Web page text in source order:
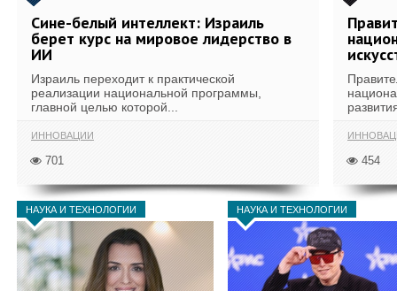
Сине-белый интеллект: Израиль
берет курс на мировое лидерство в
ИИ
Израиль переходит к практической
реализации национальной программы,
главной целью которой...
ИННОВАЦИИ
701 454
НАУКА И ТЕХНОЛОГИИ НАУКА И ТЕХНОЛОГИИ